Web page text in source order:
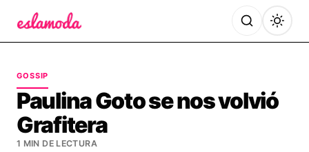
GOSSIP
Paulina Goto se nos volvió
Grafitera
1 MIN DE LECTURA